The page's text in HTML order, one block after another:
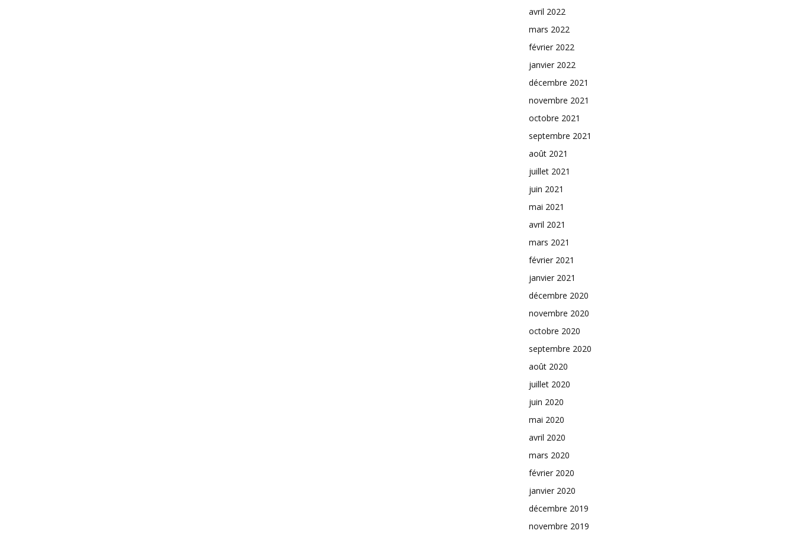
avril 2022
mars 2022
février 2022
janvier 2022
décembre 2021
novembre 2021
octobre 2021
septembre 2021
août 2021
juillet 2021
juin 2021
mai 2021
avril 2021
mars 2021
février 2021
janvier 2021
décembre 2020
novembre 2020
octobre 2020
septembre 2020
août 2020
juillet 2020
juin 2020
mai 2020
avril 2020
mars 2020
février 2020
janvier 2020
décembre 2019
novembre 2019